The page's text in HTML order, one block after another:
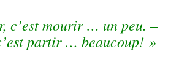
c’est mourir … un peu. –
partir … beaucoup! »